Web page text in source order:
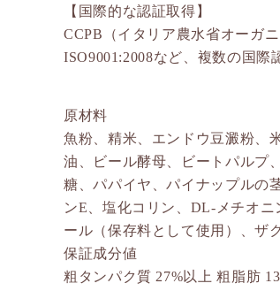
【国際的な認証取得】
CCPB（イタリア農水省オーガ
ISO9001:2008など、複数の国際
原材料
魚粉、精米、エンドウ豆澱粉、
油、ビール酵母、ビートパルプ
糖、パパイヤ、パイナップルの
ンE、塩化コリン、DL-メチオ
ール（保存料として使用）、ザ
保証成分値
粗タンパク質 27%以上 粗脂肪